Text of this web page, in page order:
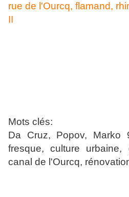
rue de l'Ourcq, flamand,
II
Mots clés:
Da Cruz, Popov, Marko
fresque, culture urbaine,
canal de l'Ourcq,